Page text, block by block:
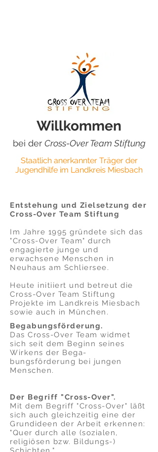
Begabungsförderung.
Das Cross-Over Team widmet
sich seit dem Beginn seines
Wirkens der Bega­
bungsförderung bei jungen
Menschen.
Der Begriff "Cross-Over".
Mit dem Begriff "Cross-Over" läßt
sich auch gleichzeitig eine der
Grundideen der Arbeit erkennen:
"Quer durch alle (sozialen,
religiösen bzw. Bildungs-)
Entstehung und Zielsetzung der
Cross-Over Team Stiftung
Im Jahre 1995 gründete sich das
"Cross-Over Team" durch
engagierte junge und
erwachsene Menschen in
Neuhaus am Schliersee.
Heute initiiert und betreut die
Cross-Over Team Stiftung
Projekte im Landkreis Miesbach
sowie auch in München.
Willkommen
bei der Cross-Over Team Stiftung
Staatlich anerkannter Träger der
Jugendhilfe im Landkreis Miesbach